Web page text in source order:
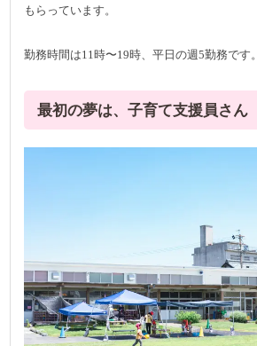
もらっています。
勤務時間は11時〜19時、平日の週5勤務です。
最初の夢は、子育て支援員さん